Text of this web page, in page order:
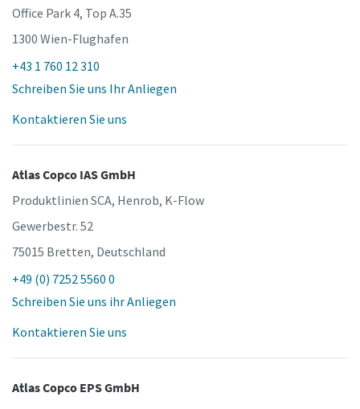
Office Park 4, Top A.35
1300 Wien-Flughafen
+43 1 760 12 310
Schreiben Sie uns Ihr Anliegen
Kontaktieren Sie uns
Atlas Copco IAS GmbH
Produktlinien SCA, Henrob, K-Flow
Gewerbestr. 52
75015 Bretten, Deutschland
+49 (0) 7252 5560 0
Schreiben Sie uns ihr Anliegen
Kontaktieren Sie uns
Atlas Copco EPS GmbH